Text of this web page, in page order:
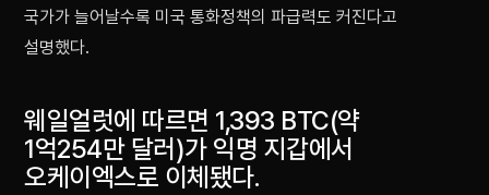
국가가 늘어날수록 미국 통화정책의 파급력도 커진다고
설명했다.
웨일얼럿에 따르면 1,393 BTC(약
1억254만 달러)가 익명 지갑에서
오케이엑스로 이체됐다.